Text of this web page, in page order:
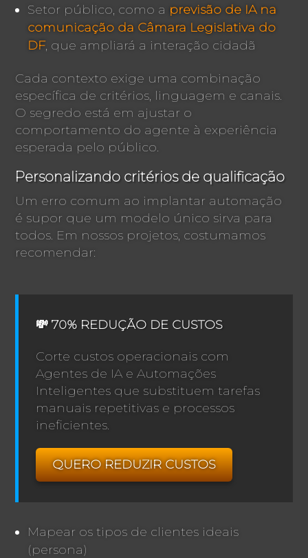
Setor público, como a previsão de IA na
comunicação da Câmara Legislativa do
DF, que ampliará a interação cidadã
Cada contexto exige uma combinação
específica de critérios, linguagem e canais.
O segredo está em ajustar o
comportamento do agente à experiência
esperada pelo público.
Personalizando critérios de qualificação
Um erro comum ao implantar automação
é supor que um modelo único sirva para
todos. Em nossos projetos, costumamos
recomendar:
💸 70% REDUÇÃO DE CUSTOS
Corte custos operacionais com
Agentes de IA e Automações
Inteligentes que substituem tarefas
manuais repetitivas e processos
ineficientes.
QUERO REDUZIR CUSTOS
Mapear os tipos de clientes ideais
(persona)